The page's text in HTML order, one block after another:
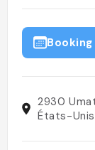
Booking
2930
États-